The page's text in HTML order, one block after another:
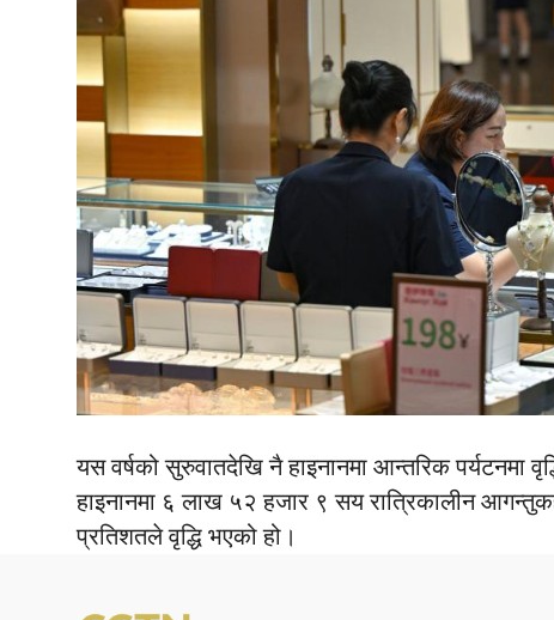
यस वर्षको सुरुवातदेखि नै हाइनानमा आन्तरिक पर्यटनमा
हाइनानमा ६ लाख ५२ हजार ९ सय रात्रिकालीन
प्रतिशतले वृद्धि भएको हो।